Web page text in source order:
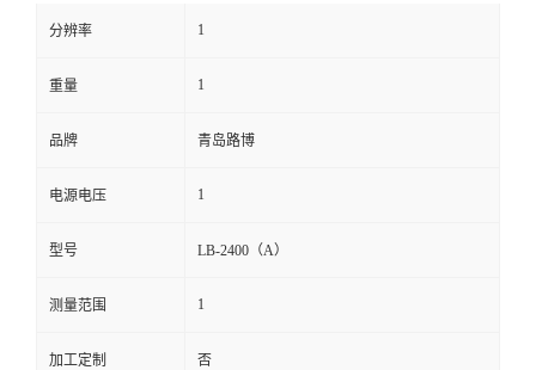
系
方
式
在
线
分辨率 1
重量 1
品牌 青岛路博
电源电压 1
型号 LB-2400（A）
测量范围 1
加工定制 否